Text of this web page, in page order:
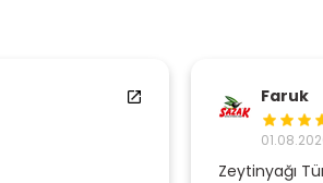
Faruk
Zeytinyağı